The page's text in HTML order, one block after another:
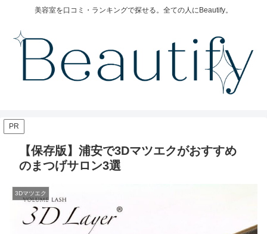
美容室を口コミ・ランキングで探せる。全ての人にBeautify。
PR
【保存版】浦安で3Dマツエクがおすすめ
のまつげサロン3選
3Dマツエク